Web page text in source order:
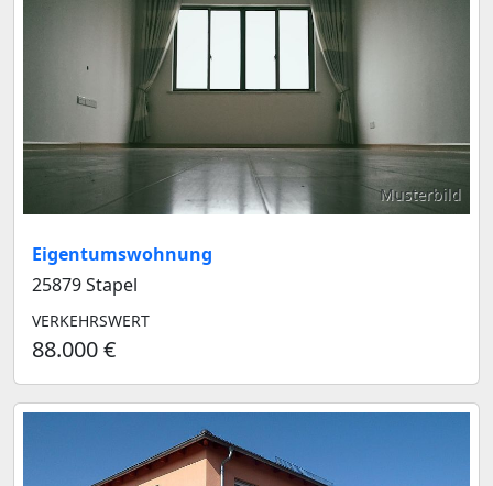
Musterbild
Eigentumswohnung
25879 Stapel
VERKEHRSWERT
88.000 €